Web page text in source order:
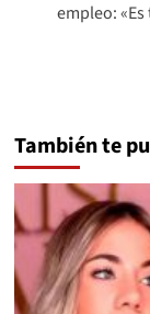
empleo:
También te